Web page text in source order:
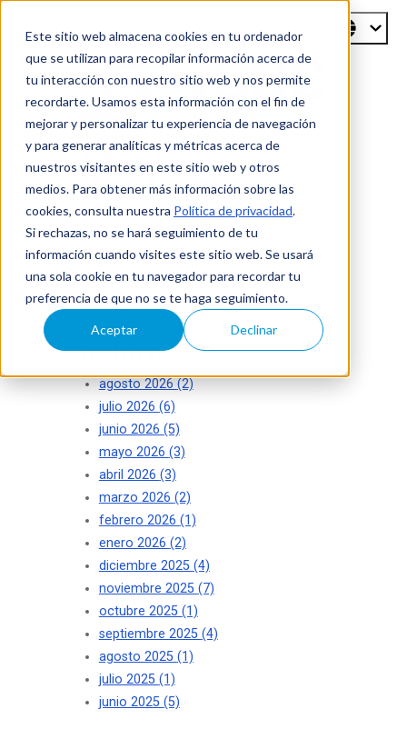
Este sitio web almacena cookies en tu ordenador
que se utilizan para recopilar información acerca de
tu interacción con nuestro sitio web y nos permite
recordarte. Usamos esta información con el fin de
mejorar y personalizar tu experiencia de navegación
y para generar analíticas y métricas acerca de
nuestros visitantes en este sitio web y otros
medios. Para obtener más información sobre las
cookies, consulta nuestra Política de privacidad.
Si rechazas, no se hará seguimiento de tu
información cuando visites este sitio web. Se usará
una sola cookie en tu navegador para recordar tu
preferencia de que no se te haga seguimiento.
Aceptar Declinar
Blog de
ISecAuditors
Su seguridad es nuestro éxito
Archivo
agosto 2026 (2)
julio 2026 (6)
junio 2026 (5)
mayo 2026 (3)
abril 2026 (3)
marzo 2026 (2)
febrero 2026 (1)
enero 2026 (2)
diciembre 2025 (4)
noviembre 2025 (7)
octubre 2025 (1)
septiembre 2025 (4)
agosto 2025 (1)
julio 2025 (1)
junio 2025 (5)